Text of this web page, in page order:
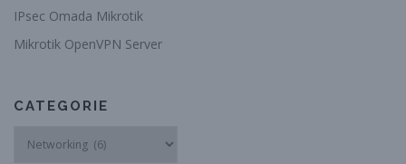
IPsec Omada Mikrotik
Mikrotik OpenVPN Server
CATEGORIE